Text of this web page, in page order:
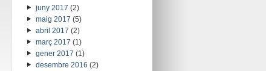
juny 2017 (2)
maig 2017 (5)
abril 2017 (2)
març 2017 (1)
gener 2017 (1)
desembre 2016 (2)